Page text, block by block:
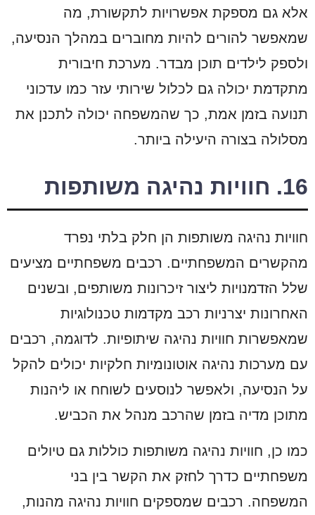
אלא גם מספקת אפשרויות לתקשורת, מה
שמאפשר להורים להיות מחוברים במהלך הנסיעה,
ולספק לילדים תוכן מבדר. מערכת חיבורית
מתקדמת יכולה גם לכלול שירותי עזר כמו עדכוני
תנועה בזמן אמת, כך שהמשפחה יכולה לתכנן את
מסלולה בצורה היעילה ביותר.
16. חוויות נהיגה משותפות
חוויות נהיגה משותפות הן חלק בלתי נפרד
מהקשרים המשפחתיים. רכבים משפחתיים מציעים
שלל הזדמנויות ליצור זיכרונות משותפים, ובשנים
האחרונות יצרניות רכב מקדמות טכנולוגיות
שמאפשרות חוויות נהיגה שיתופיות. לדוגמה, רכבים
עם מערכות נהיגה אוטונומיות חלקיות יכולים להקל
על הנסיעה, ולאפשר לנוסעים לשוחח או ליהנות
מתוכן מדיה בזמן שהרכב מנהל את הכביש.
כמו כן, חוויות נהיגה משותפות כוללות גם טיולים
משפחתיים כדרך לחזק את הקשר בין בני
המשפחה. רכבים שמספקים חוויות נהיגה מהנות,